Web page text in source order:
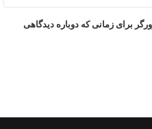
برای زمانی که دوباره دیدگاهی